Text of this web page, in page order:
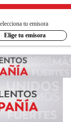
tu emisora
Elige tu emisora